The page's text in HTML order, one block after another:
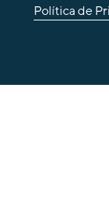
Política de